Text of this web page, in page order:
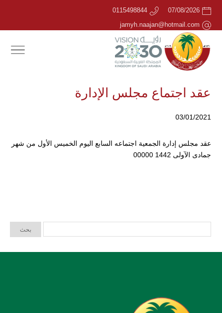
07/08/2026
0115498844
jamyh.naajan@hotmail.com
عقد اجتماع مجلس الإدارة
03/01/2021
عقد مجلس إدارة الجمعية اجتماعه السابع اليوم الخميس الأول من شهر
جمادى الآولى 1442 00000